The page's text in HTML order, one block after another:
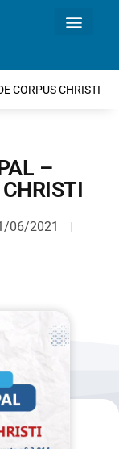
CORPUS CHRISTI
–
06/2021